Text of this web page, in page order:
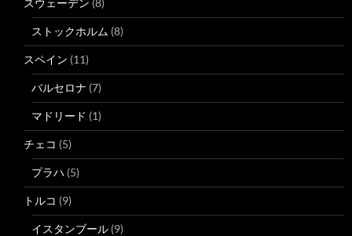
ストックホルム (8)
スペイン (11)
バルセロナ (7)
マドリード (1)
チェコ (5)
プラハ (5)
トルコ (9)
イスタンブール (9)